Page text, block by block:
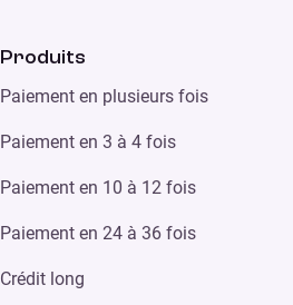
Produits
Paiement en plusieurs fois
Paiement en 3 à 4 fois
Paiement en 10 à 12 fois
Paiement en 24 à 36 fois
Crédit long